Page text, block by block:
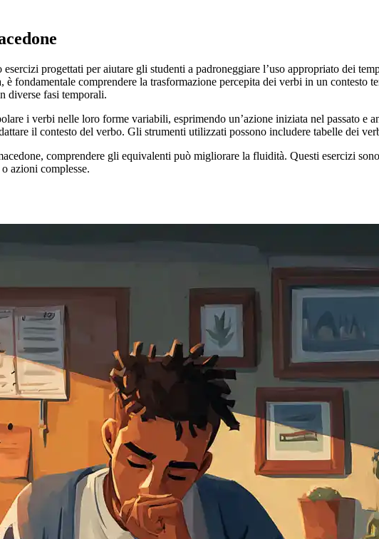
progettati per aiutare gli studenti a padroneggiare l’uso appropriato dei
fondamentale comprendere la trasformazione percepita dei verbi in un contesto
diverse fasi temporali.
i verbi nelle loro forme variabili, esprimendo un’azione iniziata nel passato e
il contesto del verbo. Gli strumenti utilizzati possono includere tabelle dei
comprendere gli equivalenti può migliorare la fluidità. Questi esercizi
azioni complesse.